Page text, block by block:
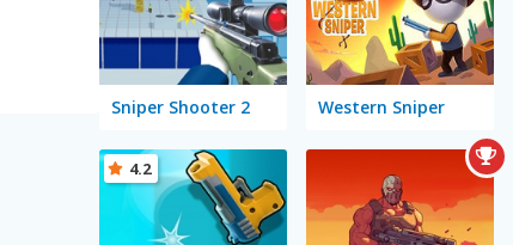
Sniper Shooter 2 Western Sniper
4.2